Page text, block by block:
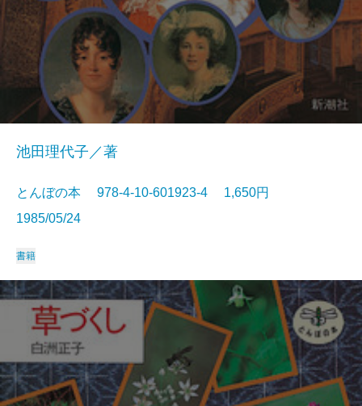
池田理代子／著
とんぼの本 978-4-10-601923-4 1,650円
1985/05/24
書籍